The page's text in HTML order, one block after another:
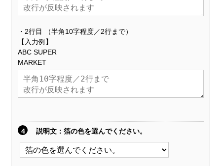
・2行目 （半角10字程度／2行まで）
【入力例】
ABC SUPER
MARKET
4 説明文 ：箔の色を選んでください。